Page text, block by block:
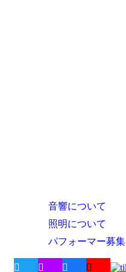
音響について
照明について
パフォーマー募集